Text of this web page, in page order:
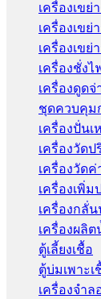
เครื่องเขย่
เครื่องเขย่
เครื่องเขย่
เครื่องชั่งไ
เครื่องดูด
ชุดควบคุม
เครื่องปั่นเ
เครื่องวัด
เครื่องวัด
เครื่องเพิ่
เครื่องกลั่น
เครื่องผลิต
ตู้เลี้ยงเชื้อ
ตู้บ่มเพาะเ
เครื่องจำล